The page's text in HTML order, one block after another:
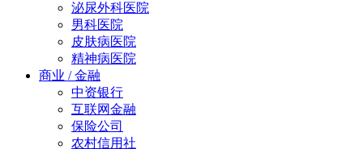
泌尿外科医院
男科医院
皮肤病医院
精神病医院
商业 / 金融
中资银行
互联网金融
保险公司
农村信用社